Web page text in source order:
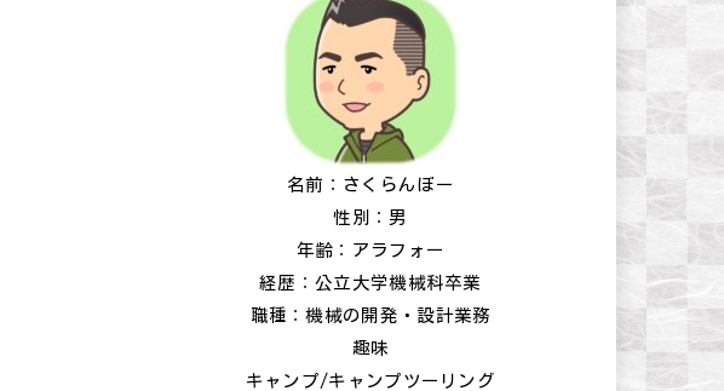
名前：さくらんぼー
性別：男
年齢：アラフォー
経歴：公立大学機械科卒業
職種：機械の開発・設計業務
趣味
キャンプ/キャンプツーリング